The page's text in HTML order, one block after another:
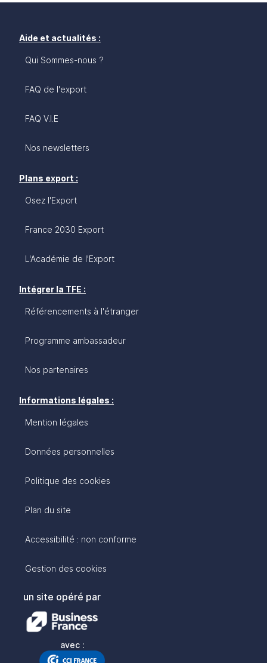
Aide et actualités :
Qui Sommes-nous ?
FAQ de l'export
FAQ V.I.E
Nos newsletters
Plans export :
Osez l'Export
France 2030 Export
L'Académie de l'Export
Intégrer la TFE :
Référencements à l'étranger
Programme ambassadeur
Nos partenaires
Informations légales :
Mention légales
Données personnelles
Politique des cookies
Plan du site
Accessibilité : non conforme
Gestion des cookies
un site opéré par
avec :